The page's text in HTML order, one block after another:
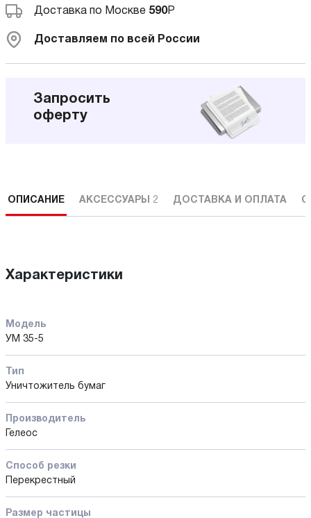
Доставка по Москве 590Р
Доставляем по всей России
Запросить
оферту
ОПИСАНИЕ АКСЕССУАРЫ 2 ДОСТАВКА И ОПЛАТА
Характеристики
Модель
УМ 35-5
Тип
Уничтожитель бумаг
Производитель
Гелеос
Способ резки
Перекрестный
Размер частицы